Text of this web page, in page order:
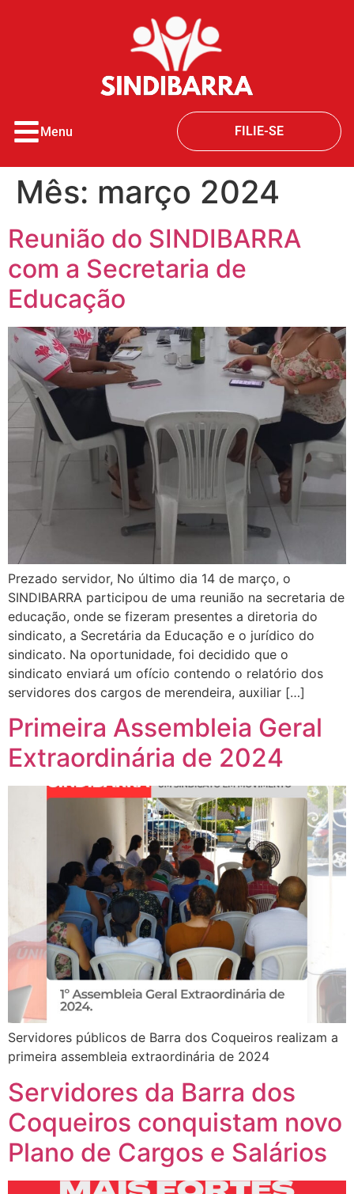
Menu FILIE-SE
Mês: março 2024
Reunião do SINDIBARRA
com a Secretaria de
Educação
Prezado servidor, No último dia 14 de março, o
SINDIBARRA participou de uma reunião na secretaria de
educação, onde se fizeram presentes a diretoria do
sindicato, a Secretária da Educação e o jurídico do
sindicato. Na oportunidade, foi decidido que o
sindicato enviará um ofício contendo o relatório dos
servidores dos cargos de merendeira, auxiliar […]
Primeira Assembleia Geral
Extraordinária de 2024
Servidores públicos de Barra dos Coqueiros realizam a
primeira assembleia extraordinária de 2024
Servidores da Barra dos
Coqueiros conquistam novo
Plano de Cargos e Salários